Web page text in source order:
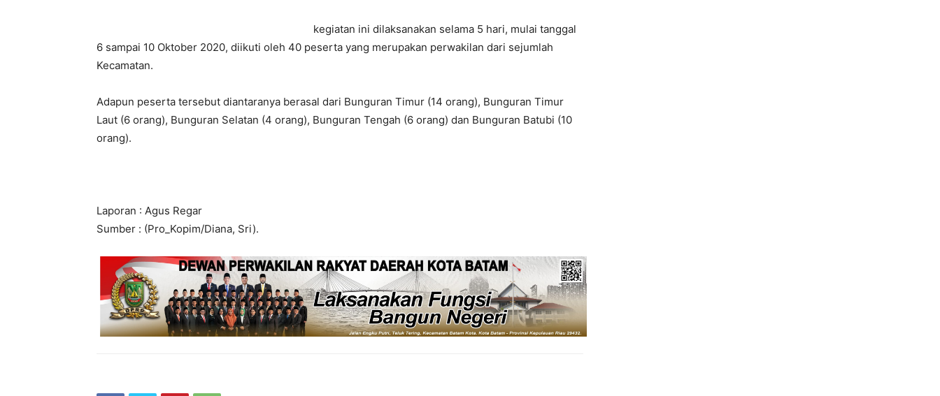
kegiatan ini dilaksanakan selama 5 hari, mulai tanggal
6 sampai 10 Oktober 2020, diikuti oleh 40 peserta yang merupakan perwakilan dari sejumlah
Kecamatan.
Adapun peserta tersebut diantaranya berasal dari Bunguran Timur (14 orang), Bunguran Timur
Laut (6 orang), Bunguran Selatan (4 orang), Bunguran Tengah (6 orang) dan Bunguran Batubi (10
orang).
Laporan : Agus Regar
Sumber : (Pro_Kopim/Diana, Sri).